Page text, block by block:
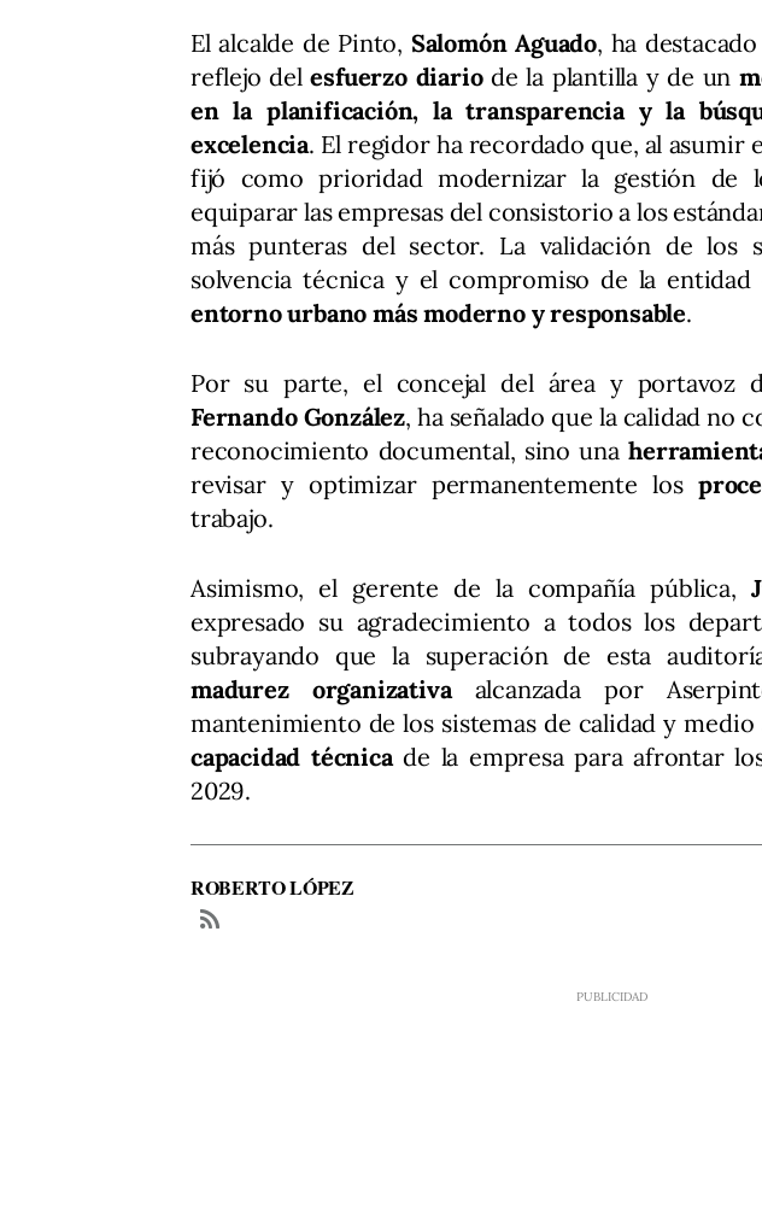
El alcalde de Pinto, Salomón Aguado, ha
reflejo delesfuerzo diariode la plantilla y de un
en la planificación, la transparencia y la
excelencia. El regidor ha recordado que, al asumir
fijó como prioridad modernizar la gestión de
equiparar las empresas del consistorio a los
más punteras del sector. La validación de los
solvencia técnica y el compromiso de la
entorno urbano más moderno y responsable.
Por su parte, el concejal del área y portavoz
Fernando González, ha señalado que la calidad no
reconocimiento documental, sino una
revisar y optimizar permanentemente los
trabajo.
Asimismo, el gerente de la compañía pública,
expresado su agradecimiento a todos los
subrayando que la superación de esta
madurez organizativaalcanzada por
mantenimiento de los sistemas de calidad y medio
capacidad técnicade la empresa para afrontar
2029.
ROBERTO LÓPEZ